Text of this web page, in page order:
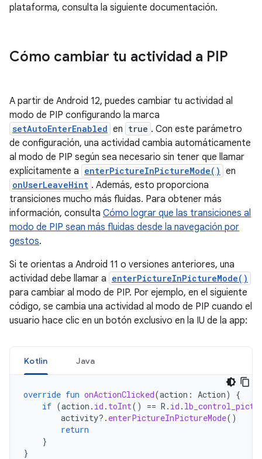
plataforma, consulta la siguiente documentación.
Cómo cambiar tu actividad a PIP
A partir de Android 12, puedes cambiar tu actividad al
modo de PIP configurando la marca
setAutoEnterEnabled en true . Con este parámetro
de configuración, una actividad cambia automáticamente
al modo de PIP según sea necesario sin tener que llamar
explícitamente a enterPictureInPictureMode() en
onUserLeaveHint . Además, esto proporciona
transiciones mucho más fluidas. Para obtener más
información, consulta Cómo lograr que las transiciones al
modo de PIP sean más fluidas desde la navegación por
gestos.
Si te orientas a Android 11 o versiones anteriores, una
actividad debe llamar a enterPictureInPictureMode()
para cambiar al modo de PIP. Por ejemplo, en el siguiente
código, se cambia una actividad al modo de PIP cuando el
usuario hace clic en un botón exclusivo en la IU de la app:
Kotlin Java
override fun onActionClicked(action : Action)
{
if (action . id . toInt() == R . id .
activity?. enterPictureInPictureMode()
return
}
}